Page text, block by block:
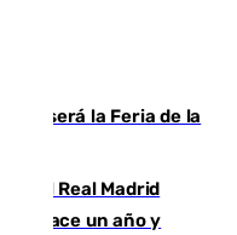
así será la Feria de la
del Real Madrid
hace un año y